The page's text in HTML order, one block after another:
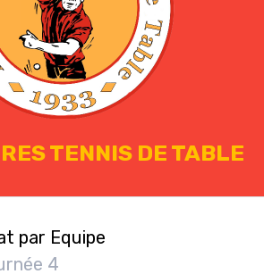
TENNIS DE TABLE
par Equipe
4